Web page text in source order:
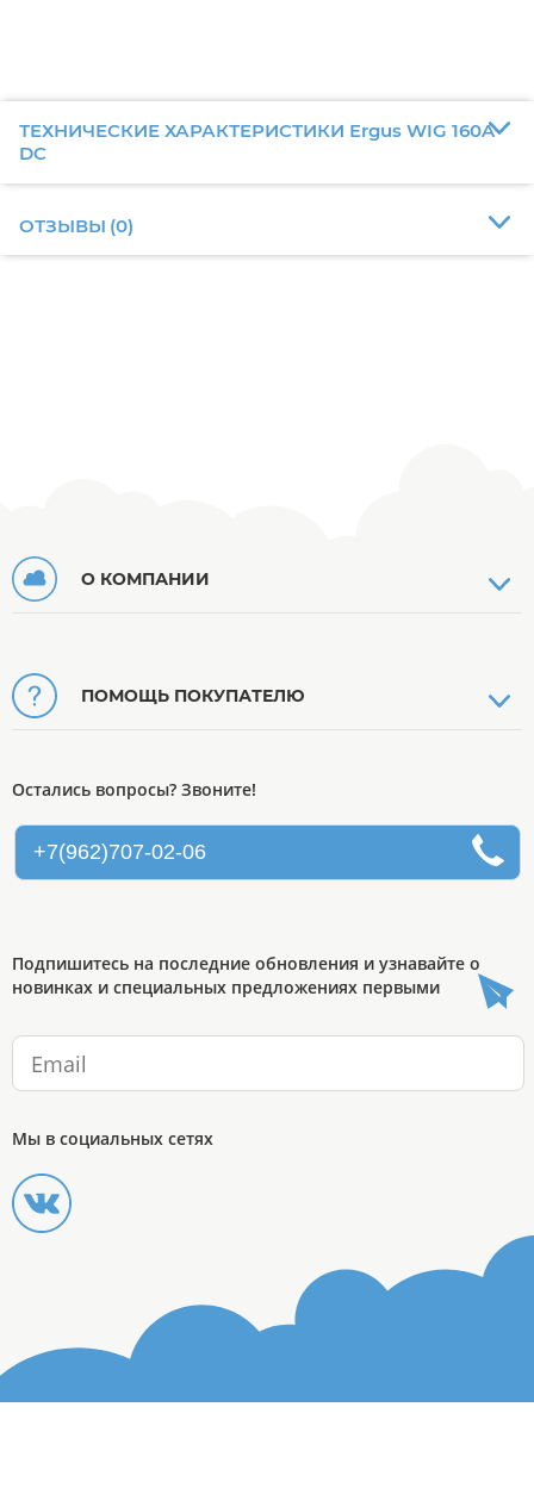
ТЕХНИЧЕСКИЕ ХАРАКТЕРИСТИКИ Ergus WIG 160A
DC
ОТЗЫВЫ (0)
О КОМПАНИИ
ПОМОЩЬ ПОКУПАТЕЛЮ
Остались вопросы? Звоните!
+7(962)707-02-06
Подпишитесь на последние обновления и узнавайте о
новинках и специальных предложениях первыми
Мы в социальных сетях